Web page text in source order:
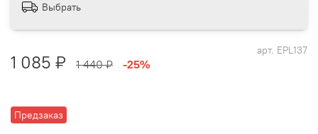
арт. EPL137
Предзаказ
1 085 ₽ 1 440 ₽ -25%
Выбрать